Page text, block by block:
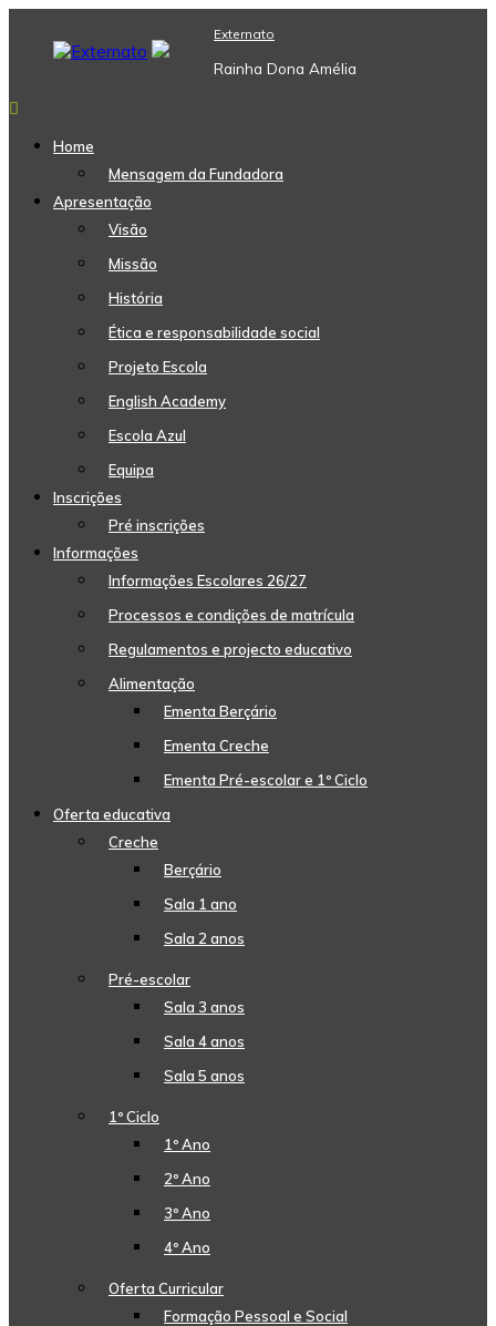
content
Externato
Rainha Dona Amélia
Home
Mensagem da Fundadora
Apresentação
Visão
Missão
História
Ética e responsabilidade social
Projeto Escola
English Academy
Escola Azul
Equipa
Inscrições
Pré inscrições
Informações
Informações Escolares 26/27
Processos e condições de matrícula
Regulamentos e projecto educativo
Alimentação
Ementa Berçário
Ementa Creche
Ementa Pré-escolar e 1º Ciclo
Oferta educativa
Creche
Berçário
Sala 1 ano
Sala 2 anos
Pré-escolar
Sala 3 anos
Sala 4 anos
Sala 5 anos
1º Ciclo
1º Ano
2º Ano
3º Ano
4º Ano
Oferta Curricular
Formação Pessoal e Social